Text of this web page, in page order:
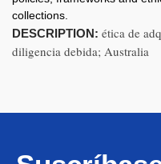
collections.
DESCRIPTION: ética de
diligencia debida; Australia